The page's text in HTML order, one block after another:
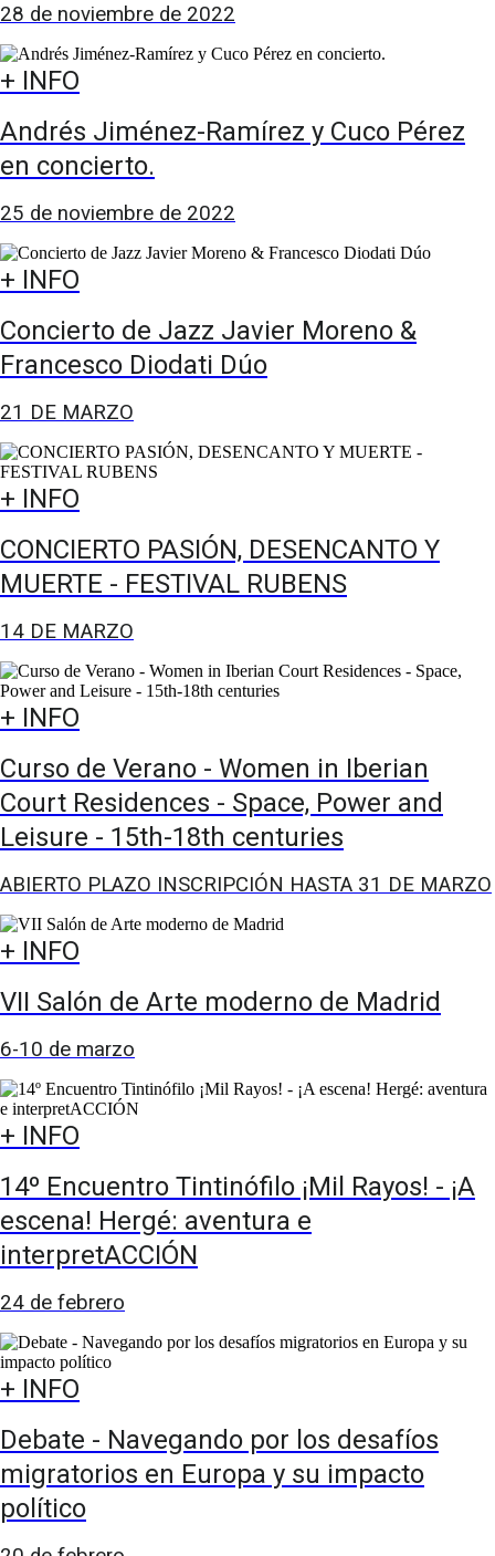
28 de noviembre de 2022
+ INFO
Andrés Jiménez-Ramírez y Cuco Pérez
en concierto.
25 de noviembre de 2022
+ INFO
Concierto de Jazz Javier Moreno &
Francesco Diodati Dúo
21 DE MARZO
+ INFO
CONCIERTO PASIÓN, DESENCANTO Y
MUERTE - FESTIVAL RUBENS
14 DE MARZO
+ INFO
Curso de Verano - Women in Iberian
Court Residences - Space, Power and
Leisure - 15th-18th centuries
ABIERTO PLAZO INSCRIPCIÓN HASTA 31 DE MARZO
+ INFO
VII Salón de Arte moderno de Madrid
6-10 de marzo
+ INFO
14º Encuentro Tintinófilo ¡Mil Rayos! - ¡A
escena! Hergé: aventura e
interpretACCIÓN
24 de febrero
+ INFO
Debate - Navegando por los desafíos
migratorios en Europa y su impacto
político